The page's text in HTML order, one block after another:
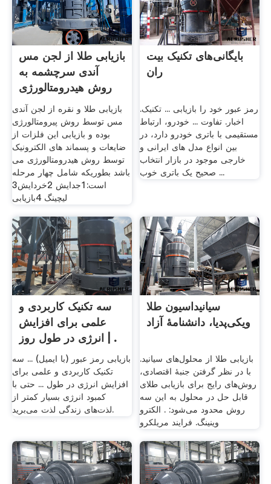
بازیابی طلا از لجن مس
آندی سرچشمه به
روش هیدرومتالورژی
بازیابی طلا و نقره از لجن آندی
مس توسط روش پیرومتالورژی
بوده و بازیابی این فلزات از
ضایعات و پسماند های الکترونیک
توسط روش هیدرومتالورژی می
باشد بطوریکه شامل چهار مرحله
است:1جدایش 2خردایش3
لیچینگ 4بازیابی
بایگانی‌های تکنیک بیت‌
ران
رمز عبور خود را بازیابی ... تکنیک.
اخبار. تفاوت ... خودرو، ارتباط
مستقیمی با باتری خودرو دارد، در
بین انواع مدل های ایرانی و
خارجی موجود در بازار انتخاب
صحیح یک باتری خوب ...
سه تکنیک کاربردی و
علمی برای افزایش
انرژی در طول روز | .
بازیابی رمز عبور (با ایمیل) ... سه
تکنیک کاربردی و علمی برای
افزایش انرژی در طول ... حتی با
کمبود انرژی بسیار کمتر از
لذت‌های زندگی لذت می‌برید.
سیانیداسیون طلا
ویکی‌پدیا، دانشنامهٔ آزاد
بازیابی طلا از محلول‌های سیانید.
با در نظر گرفتن جنبهٔ اقتصادی،
روش‌های رایج برای بازیابی طلای
قابل حل در محلول به این سه
روش محدود می‌شود: . الکترو
وینینگ. فرایند مریلکرو